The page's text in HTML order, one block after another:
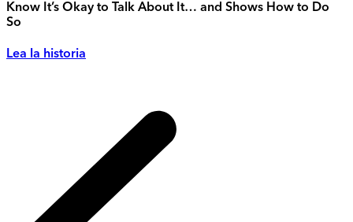
Know It’s Okay to Talk About It… and Shows How to Do
So
Lea la historia